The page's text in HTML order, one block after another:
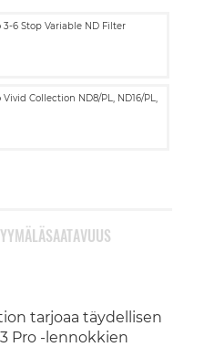
3-6 Stop Variable ND Filter
Collection ND8/PL, ND16/PL,
tarjoaa täydellisen
Pro -lennokkien